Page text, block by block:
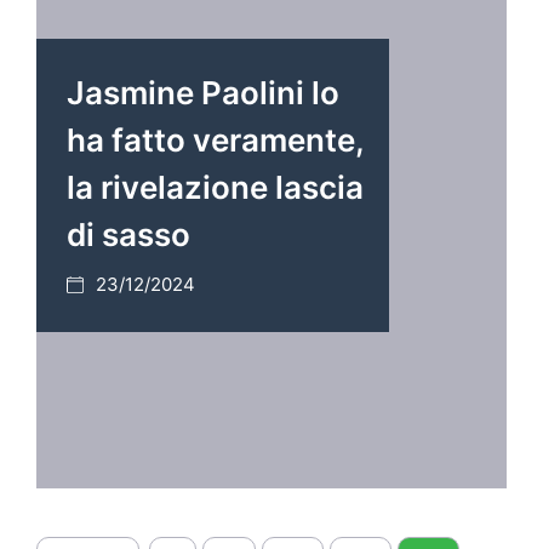
Jasmine Paolini lo
ha fatto veramente,
la rivelazione lascia
di sasso
23/12/2024